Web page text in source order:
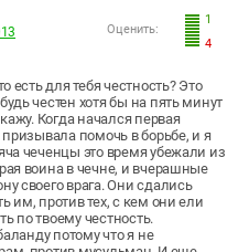
1
4
Оценить:
есть для тебя честность? Это
честен хотя бы на пять минут
Когда начался первая
помочь в борьбе, и я
чеченцы это время убежали из
воина в чечне, и вчерашные
своего врага. Они сдались
им, против тех, с кем они ели
по твоему честность.
потому что я не